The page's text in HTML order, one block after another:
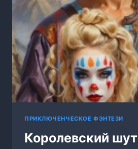
ПРИКЛЮЧЕНЧЕСКОЕ ФЭНТЕЗИ
Королевский шут